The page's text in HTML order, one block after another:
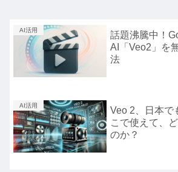
AI活用
話題沸騰中！
AI「Veo2」を
法
AI活用
Veo 2、日本で
こで使えて、
のか？